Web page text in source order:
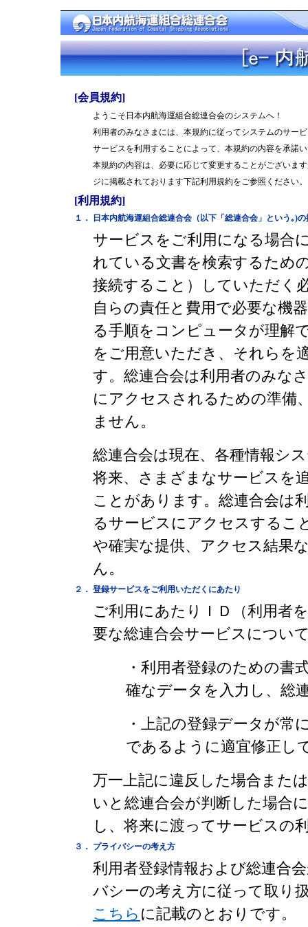
[会員規約]
ようこそ日本内航海運組合総連合会のシステムへ！
利用者のみなさまには、本規約に従ってシステムのサー
サービスを利用することによって、本規約の内容を承諾
本規約の内容は、必要に応じて変更することがございま
ジに掲載されております下記利用規約をご参照ください。
[利用規約]
１． 日本内航海運組合総連合会（以下「総連合会」という｡)の
サービスをご利用になる場合
れている文書を検索するため
接続すること）していただく
自らの責任と費用で必要な機
る手順をコンピュータが理解
をご用意いただき、それらを
す。総連合会は利用者のみな
にアクセスされるための準備
ません。
総連合会は現在、各種情報シ
将来、さまざまなサービスを
ことがあります。総連合会は
るサービスにアクセスするこ
や確実な提供、アクセス結果
ん。
２． 登録サービスをご利用いただくにあたり
ご利用にあたりＩＤ（利用者
要な総連合会サービスについ
・利用者登録のための書
確なデータを入力し、総
・上記の登録データが常
であるように適宜修正し
万一上記に違反した場合また
いと総連合会が判断した場合
し、将来に渡ってサービスの
３． プライバシーの考え方
利用者登録情報および総連合
バシーの考え方に従って取り
こちら に記載のとおりです。